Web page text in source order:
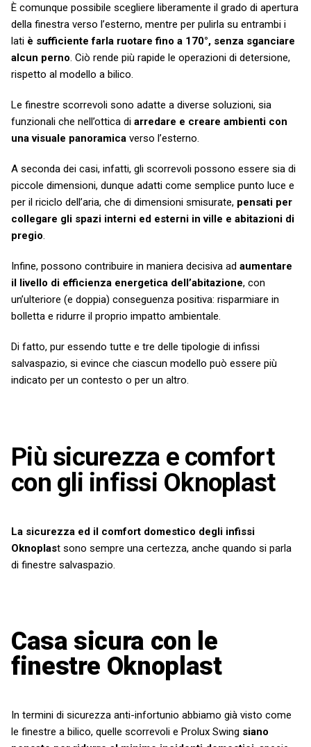
È comunque possibile scegliere liberamente il grado di apertura
della finestra verso l’esterno, mentre per pulirla su entrambi i
lati è sufficiente farla ruotare fino a 170°, senza sganciare
alcun perno. Ciò rende più rapide le operazioni di detersione,
rispetto al modello a bilico.
Le finestre scorrevoli sono adatte a diverse soluzioni, sia
funzionali che nell’ottica di arredare e creare ambienti con
una visuale panoramica verso l’esterno.
A seconda dei casi, infatti, gli scorrevoli possono essere sia di
piccole dimensioni, dunque adatti come semplice punto luce e
per il riciclo dell’aria, che di dimensioni smisurate, pensati per
collegare gli spazi interni ed esterni in ville e abitazioni di
pregio.
Infine, possono contribuire in maniera decisiva ad aumentare
il livello di efficienza energetica dell’abitazione, con
un’ulteriore (e doppia) conseguenza positiva: risparmiare in
bolletta e ridurre il proprio impatto ambientale.
Di fatto, pur essendo tutte e tre delle tipologie di infissi
salvaspazio, si evince che ciascun modello può essere più
indicato per un contesto o per un altro.
Più sicurezza e comfort
con gli infissi Oknoplast
La sicurezza ed il comfort domestico degli infissi
Oknoplast sono sempre una certezza, anche quando si parla
di finestre salvaspazio.
Casa sicura con le
finestre Oknoplast
In termini di sicurezza anti-infortunio abbiamo già visto come
le finestre a bilico, quelle scorrevoli e Prolux Swing siano